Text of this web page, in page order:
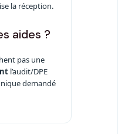
la réception.
aides ?
pas une
l’audit/DPE
demandé